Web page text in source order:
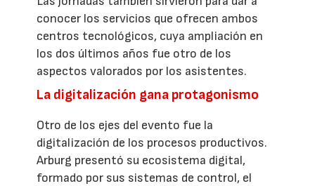
conocer los servicios que ofrecen ambos
centros tecnológicos, cuya ampliación en
los dos últimos años fue otro de los
aspectos valorados por los asistentes.
La digitalización gana protagonismo
Otro de los ejes del evento fue la
digitalización de los procesos productivos.
Arburg presentó su ecosistema digital,
formado por sus sistemas de control, el